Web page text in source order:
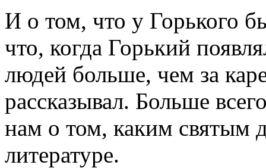
И о том, что у Горького
что, когда Горький
людей больше, чем за
рассказывал. Больше
нам о том, каким святым
литературе.